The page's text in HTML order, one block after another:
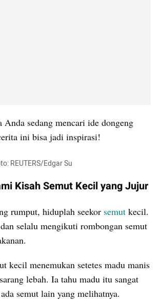
sedang mencari ide dongeng
ini bisa jadi inspirasi!
REUTERS/Edgar Su
Kisah Semut Kecil yang Jujur
rumput, hiduplah seekor semut kecil.
selalu mengikuti rombongan semut
kecil menemukan setetes madu manis
lebah. Ia tahu madu itu sangat
semut lain yang melihatnya.